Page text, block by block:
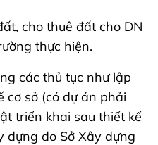
cho thuê đất cho DN
thực hiện.
các thủ tục như lập
cơ sở (có dự án phải
triển khai sau thiết kế
dựng do Sở Xây dựng